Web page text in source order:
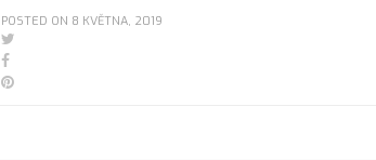
POSTED ON 8 KVĚTNA, 2019